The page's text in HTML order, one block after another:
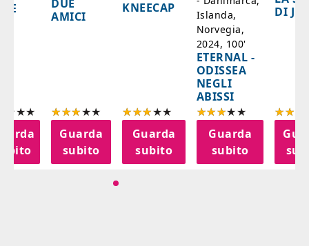
DUE
AMICI
Guarda
subito
KNEECAP
Guarda
subito
Islanda,
Norvegia,
2024, 100'
ETERNAL -
ODISSEA
NEGLI
ABISSI
Guarda
subito
DI